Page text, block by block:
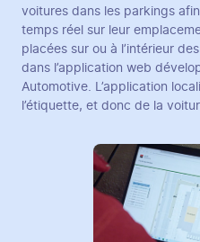
voitures dans les parkings
temps réel sur leur
placées sur ou à l’intérieur
dans l’application web
Automotive. L’application
l’étiquette, et donc de la